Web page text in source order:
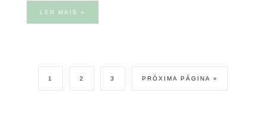
LER MAIS »
1 2 3 PRÓXIMA PÁGINA »